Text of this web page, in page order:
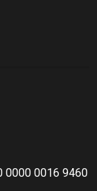
0000 0016 9460